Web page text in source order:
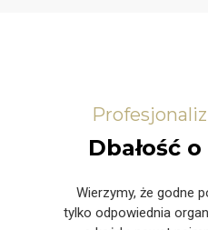
Dbałość
Wierzymy, że godne
tylko odpowiednia